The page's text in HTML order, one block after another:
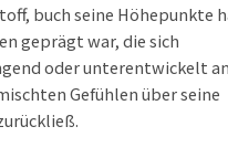
buch seine Höhepunkte
geprägt war, die sich
oder unterentwickelt
Gefühlen über seine